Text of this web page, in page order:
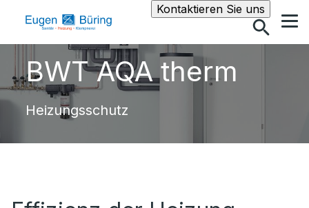
Kontaktieren Sie unsSuche
BWT AQA therm
Heizungsschutz